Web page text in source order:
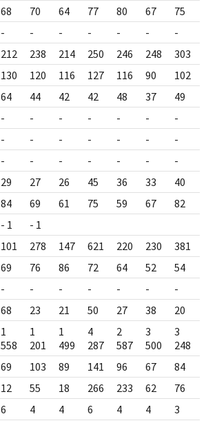
68 70 64 77 80 67 75
- - - - - - -
212 238 214 250 246 248 303
130 120 116 127 116 90 102
64 44 42 42 48 37 49
- - - - - - -
- - - - - - -
- - - - - - -
29 27 26 45 36 33 40
84 69 61 75 59 67 82
- 1 - 1
101 278 147 621 220 230 381
69 76 86 72 64 52 54
- - - - - - -
68 23 21 50 27 38 20
1
558
1
201
1
499
4
287
2
587
3
500
3
248
69 103 89 141 96 67 84
12 55 18 266 233 62 76
6 4 4 6 4 4 3